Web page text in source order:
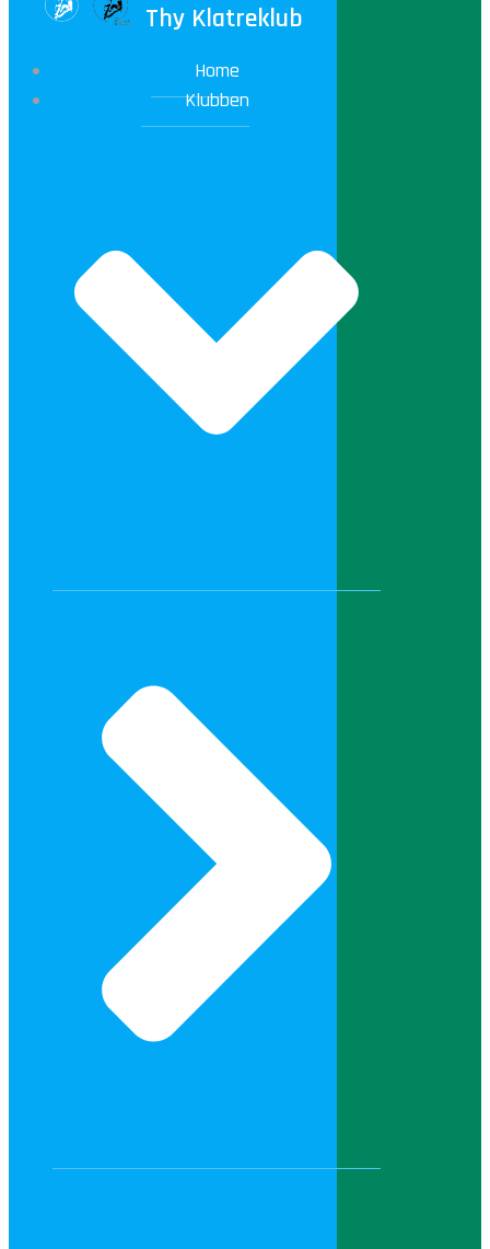
Thy Klatreklub
Home
Klubben